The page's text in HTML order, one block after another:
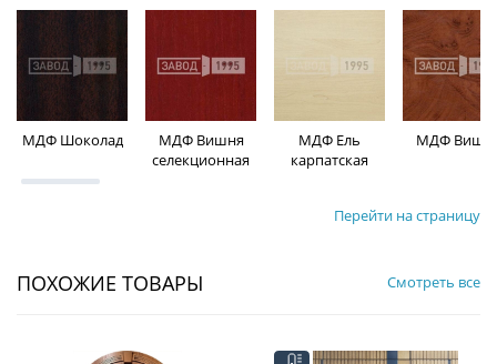
МДФ Шоколад
МДФ Вишня
селекционная
МДФ Ель
карпатская
МДФ
Перейти на страницу
ПОХОЖИЕ ТОВАРЫ Смотреть все